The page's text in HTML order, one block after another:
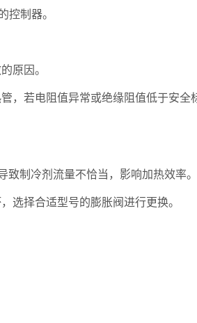
控制器。
原因。
若电阻值异常或绝缘阻值低于安全
制冷剂流量不恰当，影响加热效率。
择合适型号的膨胀阀进行更换。